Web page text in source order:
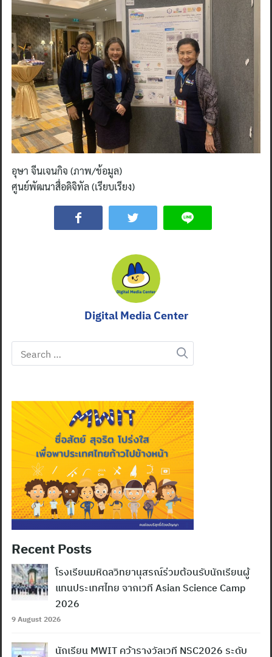
อุษา จีนเจนกิจ (ภาพ/ข้อมูล)
ศูนย์พัฒนาสื่อดิจิทัล (เรียบเรียง)
Digital Media Center
Search
for:
Recent Posts
โรงเรียนมหิดลวิทยานุสรณ์ร่วมต้อนรับนักเรียนผู้
แทนประเทศไทย จากเวที Asian Science Camp
2026
9 August 2026
นักเรียน MWIT คว้ารางวัลเวที NSC2026 ระดับ